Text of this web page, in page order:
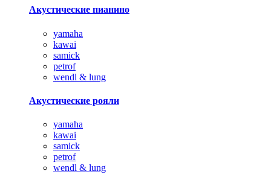
Акустические пианино
yamaha
kawai
samick
petrof
wendl & lung
Акустические рояли
yamaha
kawai
samick
petrof
wendl & lung